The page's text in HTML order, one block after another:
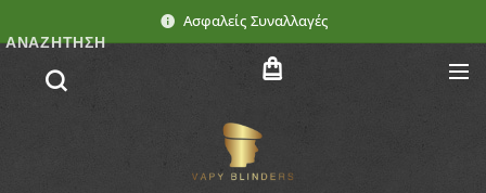
Ασφαλείς Συναλλαγές
ΑΝΑΖΉΤΗΣΗ